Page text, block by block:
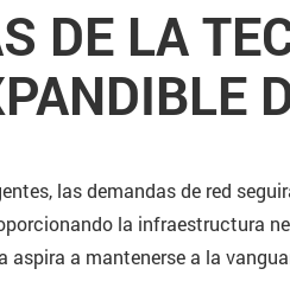
DE LA
las demandas de red
la infraestructura
a mantenerse a la